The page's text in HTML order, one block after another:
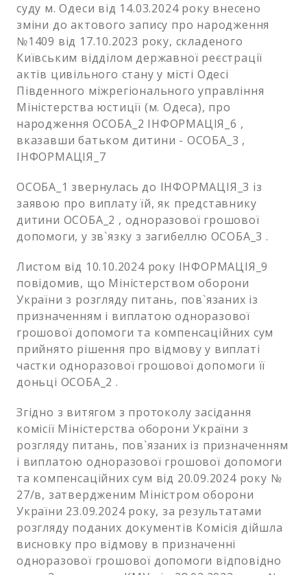
суду м. Одеси від 14.03.2024 року внесено
зміни до актового запису про народження
№1409 від 17.10.2023 року, складеного
Київським відділом державної реєстрації
актів цивільного стану у місті Одесі
Південного міжрегіонального управління
Міністерства юстиції (м. Одеса), про
народження ОСОБА_2 ІНФОРМАЦІЯ_6 ,
вказавши батьком дитини - ОСОБА_3 ,
ІНФОРМАЦІЯ_7
ОСОБА_1 звернулась до ІНФОРМАЦІЯ_3 із
заявою про виплату їй, як представнику
дитини ОСОБА_2 , одноразової грошової
допомоги, у зв`язку з загибеллю ОСОБА_3 .
Листом від 10.10.2024 року ІНФОРМАЦІЯ_9
повідомив, що Міністерством оборони
України з розгляду питань, пов`язаних із
призначенням і виплатою одноразової
грошової допомоги та компенсаційних сум
прийнято рішення про відмову у виплаті
частки одноразової грошової допомоги її
доньці ОСОБА_2 .
Згідно з витягом з протоколу засідання
комісії Міністерства оборони України з
розгляду питань, пов`язаних із призначенням
і виплатою одноразової грошової допомоги
та компенсаційних сум від 20.09.2024 року №
27/в, затвердженим Міністром оборони
України 23.09.2024 року, за результатами
розгляду поданих документів Комісія дійшла
висновку про відмову в призначенні
одноразової грошової допомоги відповідно